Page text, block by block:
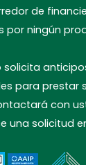
de
por ningún
solicita
para prestar
con
una solicitud